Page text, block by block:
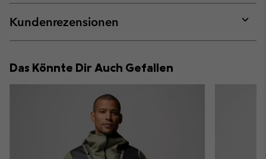
or
Kundenrezensionen
or
Das Könnte Dir Auch Gefallen